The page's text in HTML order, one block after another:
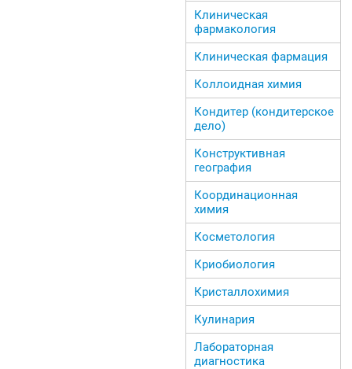
Клиническая
фармакология
Клиническая фармация
Коллоидная химия
Кондитер (кондитерское
дело)
Конструктивная
география
Координационная
химия
Косметология
Криобиология
Кристаллохимия
Кулинария
Лабораторная
диагностика